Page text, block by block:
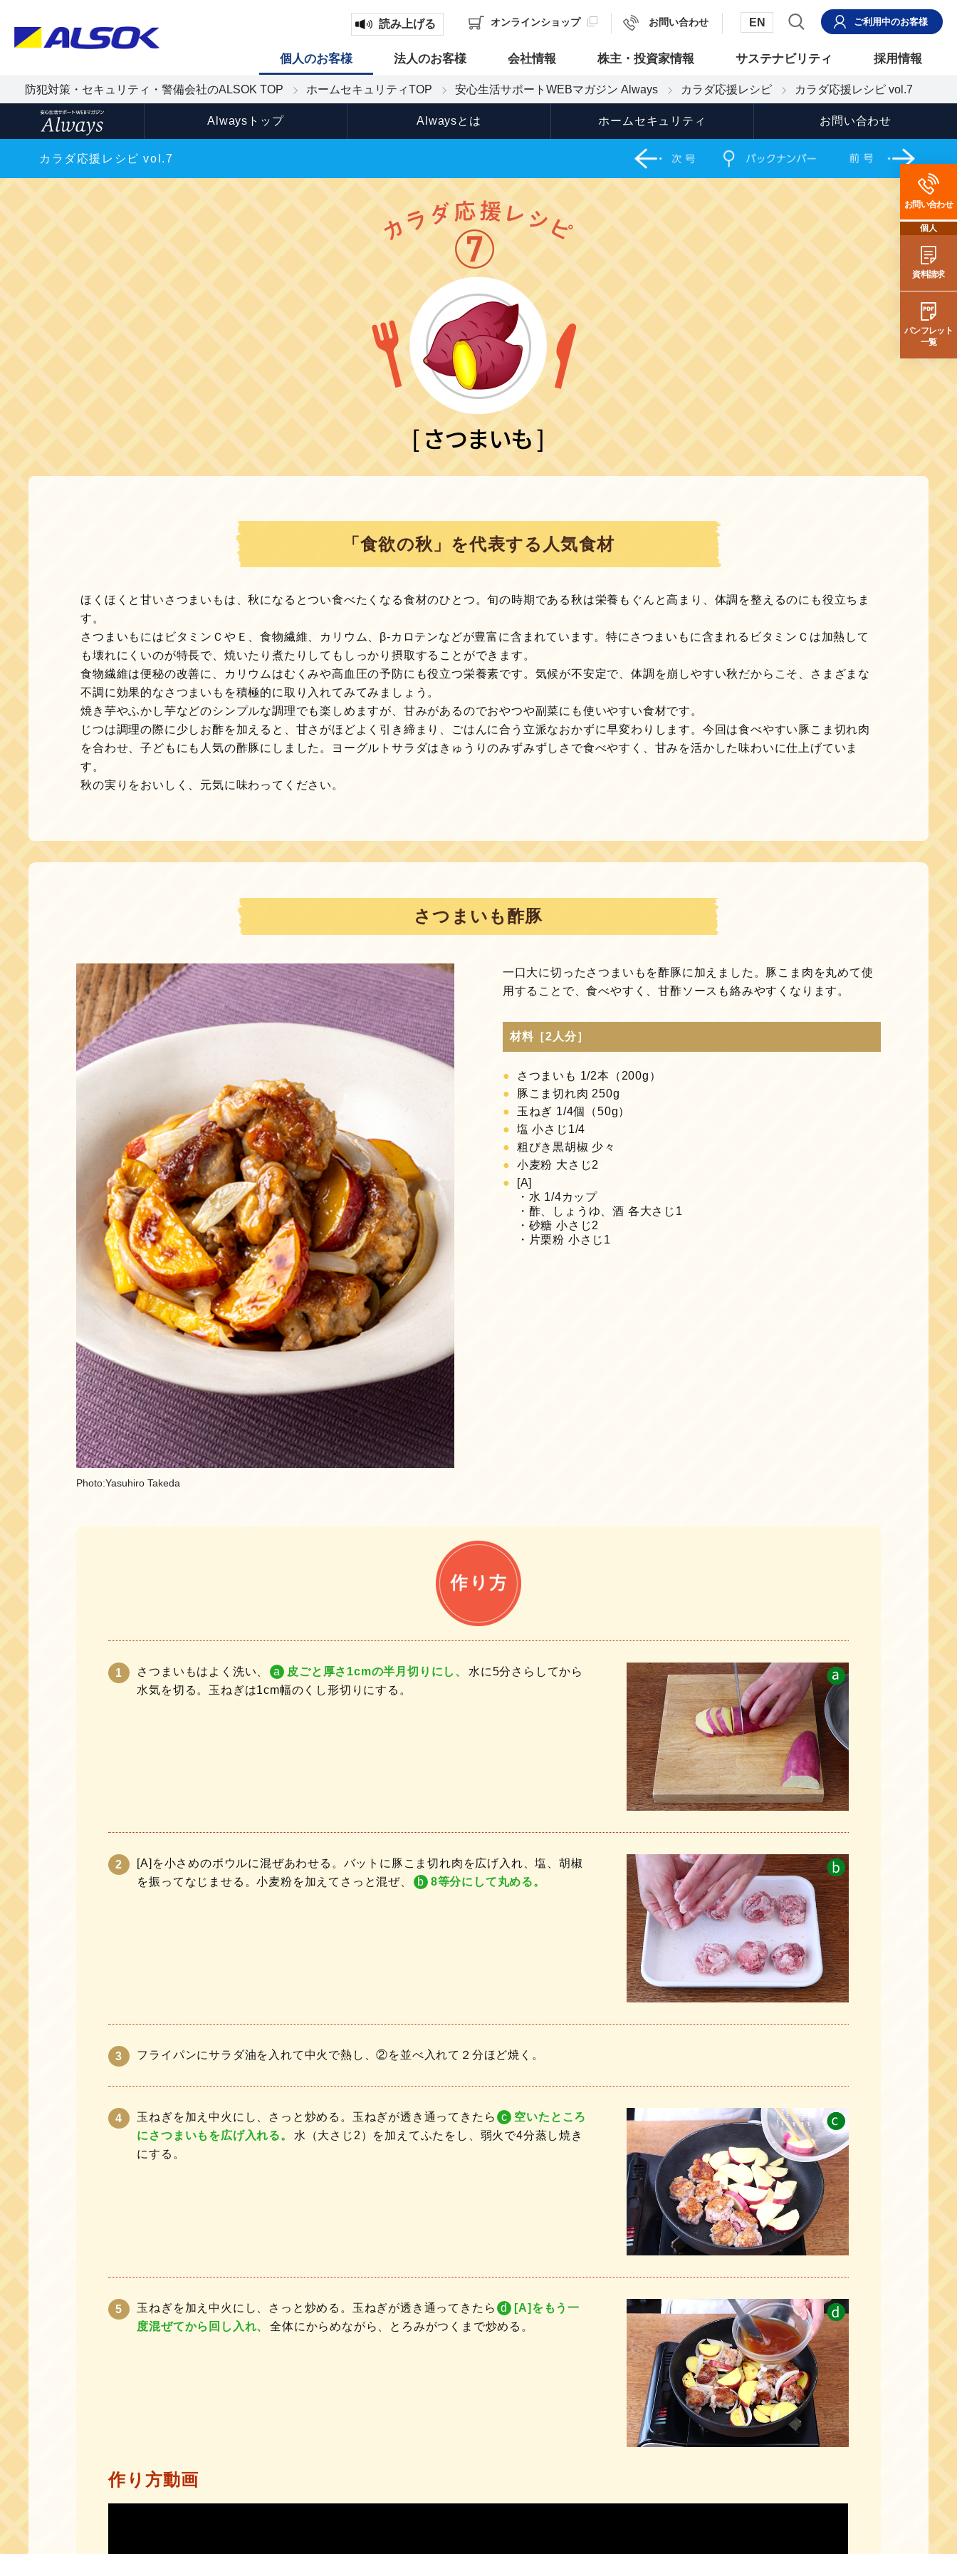
読み上げる オンラインショップ お問い合わせ EN ご利用中のお客様
個人のお客様 法人のお客様 会社情報 株主・投資家情報 サステナビリティ 採用情報
防犯対策・セキュリティ・警備会社のALSOK TOP ホームセキュリティTOP 安心生活サポートWEBマガジン Always カラダ応援レシピ カラダ応援レシピ vol.7
Alwaysトップ Alwaysとは ホームセキュリティ お問い合わせ
カラダ応援レシピ vol.7
「食欲の秋」を代表する人気食材
ほくほくと甘いさつまいもは、秋になるとつい食べたくなる食材のひとつ。旬の時期である秋は栄養もぐんと高まり、体調を整えるのにも役立ちま
す。
さつまいもにはビタミンＣやＥ、食物繊維、カリウム、β-カロテンなどが豊富に含まれています。特にさつまいもに含まれるビタミンＣは加熱して
も壊れにくいのが特長で、焼いたり煮たりしてもしっかり摂取することができます。
食物繊維は便秘の改善に、カリウムはむくみや高血圧の予防にも役立つ栄養素です。気候が不安定で、体調を崩しやすい秋だからこそ、さまざまな
不調に効果的なさつまいもを積極的に取り入れてみてみましょう。
焼き芋やふかし芋などのシンプルな調理でも楽しめますが、甘みがあるのでおやつや副菜にも使いやすい食材です。
じつは調理の際に少しお酢を加えると、甘さがほどよく引き締まり、ごはんに合う立派なおかずに早変わりします。今回は食べやすい豚こま切れ肉
を合わせ、子どもにも人気の酢豚にしました。ヨーグルトサラダはきゅうりのみずみずしさで食べやすく、甘みを活かした味わいに仕上げていま
す。
秋の実りをおいしく、元気に味わってください。
さつまいも酢豚
Photo:Yasuhiro Takeda
一口大に切ったさつまいもを酢豚に加えました。豚こま肉を丸めて使
用することで、食べやすく、甘酢ソースも絡みやすくなります。
材料［2人分］
さつまいも 1/2本（200g）
豚こま切れ肉 250g
玉ねぎ 1/4個（50g）
塩 小さじ1/4
粗びき黒胡椒 少々
小麦粉 大さじ2
[A]
・水 1/4カップ
・酢、しょうゆ、酒 各大さじ1
・砂糖 小さじ2
・片栗粉 小さじ1
さつまいもはよく洗い、 a 皮ごと厚さ1cmの半月切りにし、
水に5分さらしてから
水気を切る。玉ねぎは1cm幅のくし形切りにする。
[A]を小さめのボウルに混ぜあわせる。バットに豚こま切れ肉を広げ入れ、塩、胡椒
を振ってなじませる。小麦粉を加えてさっと混ぜ、
b 8等分にして丸める。
フライパンにサラダ油を入れて中火で熱し、②を並べ入れて２分ほど焼く。
玉ねぎを加え中火にし、さっと炒める。玉ねぎが透き通ってきたら c
空いたところ
にさつまいもを広げ入れる。
水（大さじ2）を加えてふたをし、弱火で4分蒸し焼き
にする。
玉ねぎを加え中火にし、さっと炒める。玉ねぎが透き通ってきたら d
[A]をもう一
度混ぜてから回し入れ、
全体にからめながら、とろみがつくまで炒める。
作り方動画
お問い合わせ
個人
資料請求
パンフレット
一覧